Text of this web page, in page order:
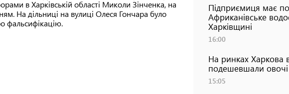
в Харківській області Миколи Зінченка, на
На дільниці на вулиці Олеся Гончара було
фальсифікацію.
Підприємиця має
Африканівське
Харківщині
16:00
На ринках Харкова
подешевшали овочі
15:05